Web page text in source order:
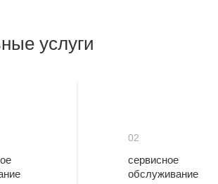
услуги
02
сервисное
обслуживание